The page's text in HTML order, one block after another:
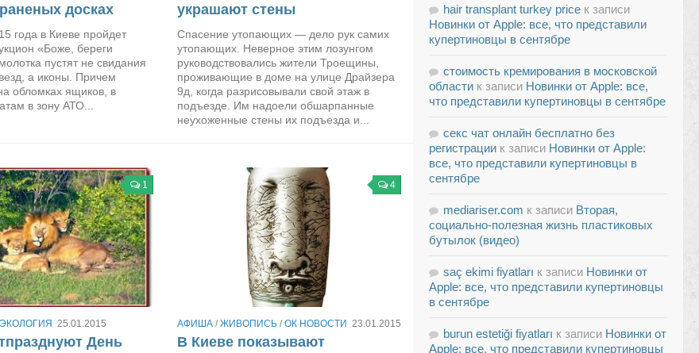
досках
года в Киеве пройдет
«Боже, береги
пустят не свидания
а иконы. Причем
обломках ящиков, в
в зону АТО...
украшают стены
Спасение утопающих — дело рук самих
утопающих. Неверное этим лозунгом
руководствовались жители Троещины,
проживающие в доме на улице Драйзера
9д, когда разрисовывали свой этаж в
подъезде. Им надоели обшарпанные
неухоженные стены их подъезда и...
1
ЭКОЛОГИЯ 25.01.2015
День
4
АФИША /ЖИВОПИСЬ /ОК НОВОСТИ 23.01.2015
В Киеве показывают
hair transplant turkey price к записи
Новинки от Apple: все, что представили
купертиновцы в сентябре
стоимость кремирования в московской
области к записи Новинки от Apple: все,
что представили купертиновцы в сентябре
секс чат онлайн бесплатно без
регистрации к записи Новинки от Apple:
все, что представили купертиновцы в
сентябре
mediariser.com к записи Вторая,
социально-полезная жизнь пластиковых
бутылок (видео)
saç ekimi fiyatları к записи Новинки от
Apple: все, что представили купертиновцы
в сентябре
burun estetiği fiyatları к записи Новинки от
Apple: все, что представили купертиновцы